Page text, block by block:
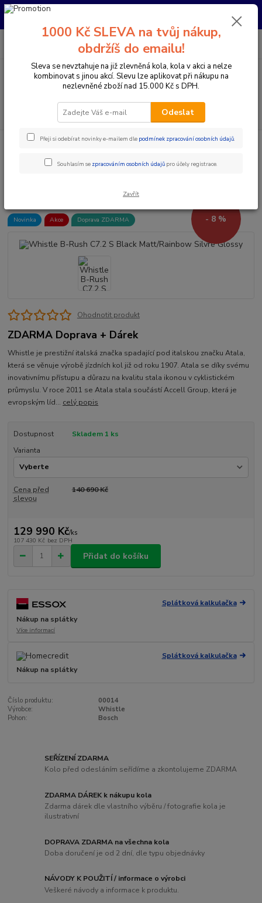
Pro nachystání kola / doplňků na prodejně si prosím zavolejte dopředu.
Menu
CZK
PO-PÁ 10:00-17:00 | SO: 9:00-12:00
Elektrokola Horská elektrokola
Celoodpružená elektrokola 29"
Matt/Rainbow Silvre Glossy
Novinka Akce Doprava ZDARMA - 8 %
Ohodnotit produkt
ZDARMA Doprava + Dárek
Whistle je prestižní italská značka spadající pod italskou značku Atala,
která se věnuje výrobě jízdních kol již od roku 1907. Atala se díky svému
inovativnímu přístupu a důrazu na kvalitu stala ikonou v cyklistickém
průmyslu. V roce 2011 se Atala stala součástí Accell Group, která je
evropským líd... celý popis
Dostupnost
Skladem 1 ks
Varianta
Cena před
slevou
140 690 Kč
129 990 Kč/ks
107 430 Kč bez DPH
Přidat do košíku
Splátková kalkulačka
Nákup na splátky
Více informací
Splátková kalkulačka
Nákup na splátky
Číslo produktu:
00014
Výrobce:
Whistle
Pohon:
Bosch
SEŘÍZENÍ ZDARMA
Kolo před odesláním seřídíme a zkontolujeme ZDARMA
ZDARMA DÁREK k nákupu kola
Zdarma dárek dle vlastního výběru / fotografie kola je
ilustrativní
DOPRAVA ZDARMA na všechna kola
Doba doručení je od 2 dní, dle typu objednávky
NÁVODY K POUŽITÍ / informace o výrobci
Veškeré návody a informace k produktu.
1000 Kč SLEVA na tvůj nákup,
obdržíš do emailu!
Sleva se nevztahuje na již zlevněná kola, kola v akci a nelze
kombinovat s jinou akcí. Slevu lze aplikovat při nákupu na
nezlevněné zboží nad 15.000 Kč s DPH.
Odeslat
Přeji si odebírat novinky e-mailem dle podmínek zpracování osobních údajů.
Souhlasím se zpracováním osobních údajů pro účely registrace.
Zavřít